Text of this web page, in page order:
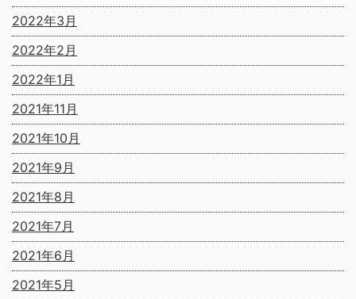
2022年3月
2022年2月
2022年1月
2021年11月
2021年10月
2021年9月
2021年8月
2021年7月
2021年6月
2021年5月